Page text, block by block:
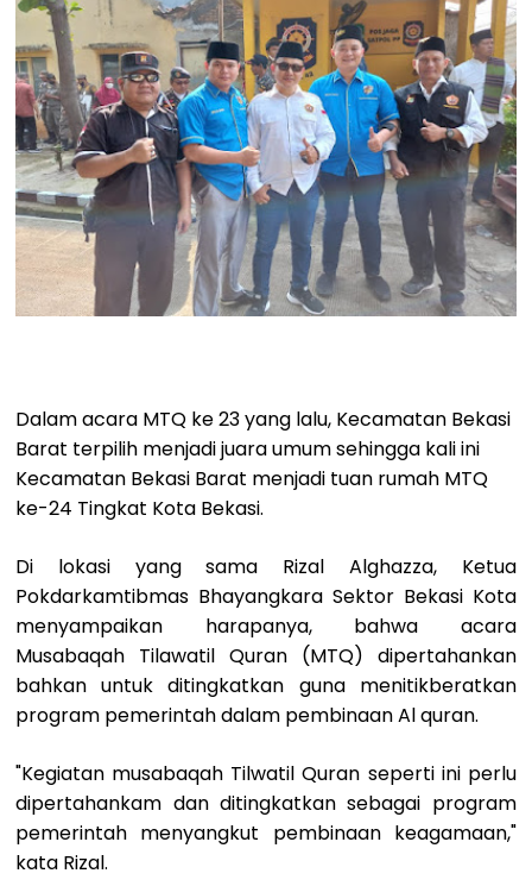
Dalam acara MTQ ke 23 yang lalu, Kecamatan Bekasi
Barat terpilih menjadi juara umum sehingga kali ini
Kecamatan Bekasi Barat menjadi tuan rumah MTQ
ke-24 Tingkat Kota Bekasi.
Di lokasi yang sama Rizal Alghazza, Ketua
Pokdarkamtibmas Bhayangkara Sektor Bekasi Kota
menyampaikan harapanya, bahwa acara
Musabaqah Tilawatil Quran (MTQ) dipertahankan
bahkan untuk ditingkatkan guna menitikberatkan
program pemerintah dalam pembinaan Al quran.
"Kegiatan musabaqah Tilwatil Quran seperti ini perlu
dipertahankam dan ditingkatkan sebagai program
pemerintah menyangkut pembinaan keagamaan,"
kata Rizal.